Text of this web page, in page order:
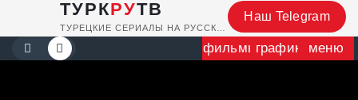
ТУРКРУТВ Наш Telegram
фильмыграфик меню